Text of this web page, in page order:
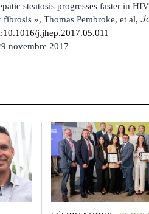
steatosis progresses faster in
fibrosis », Thomas Pembroke, et al,
j.jhep.2017.05.011
novembre 2017